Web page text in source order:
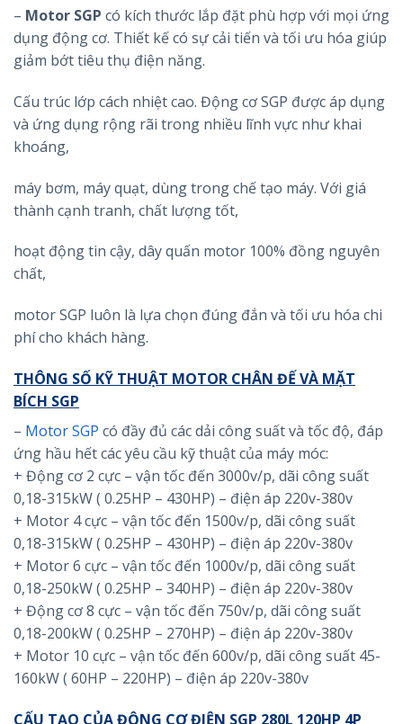
– Motor SGP có kích thước lắp đặt phù hợp với mọi ứng
dụng động cơ. Thiết kế có sự cải tiến và tối ưu hóa giúp
giảm bớt tiêu thụ điện năng.
Cấu trúc lớp cách nhiệt cao. Động cơ SGP được áp dụng
và ứng dụng rộng rãi trong nhiều lĩnh vực như khai
khoáng,
máy bơm, máy quạt, dùng trong chế tạo máy. Với giá
thành cạnh tranh, chất lượng tốt,
hoạt động tin cậy, dây quấn motor 100% đồng nguyên
chất,
motor SGP luôn là lựa chọn đúng đắn và tối ưu hóa chi
phí cho khách hàng.
THÔNG SỐ KỸ THUẬT MOTOR CHÂN ĐẾ VÀ MẶT
BÍCH SGP
– Motor SGP có đầy đủ các dải công suất và tốc độ, đáp
ứng hầu hết các yêu cầu kỹ thuật của máy móc:
+ Động cơ 2 cực – vận tốc đến 3000v/p, dãi công suất
0,18-315kW ( 0.25HP – 430HP) – điện áp 220v-380v
+ Motor 4 cực – vận tốc đến 1500v/p, dãi công suất
0,18-315kW ( 0.25HP – 430HP) – điện áp 220v-380v
+ Motor 6 cực – vận tốc đến 1000v/p, dãi công suất
0,18-250kW ( 0.25HP – 340HP) – điện áp 220v-380v
+ Động cơ 8 cực – vận tốc đến 750v/p, dãi công suất
0,18-200kW ( 0.25HP – 270HP) – điện áp 220v-380v
+ Motor 10 cực – vận tốc đến 600v/p, dãi công suất 45-
160kW ( 60HP – 220HP) – điện áp 220v-380v
CẤU TẠO CỦA ĐỘNG CƠ ĐIỆN SGP 280L 120HP 4P